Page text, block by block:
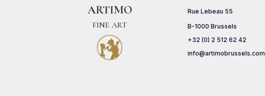
ARTIMO
FINE ART
Rue Lebeau 55
B-1000 Brussels
+32 (0) 2 512 62 42
info@artimobrussels.com